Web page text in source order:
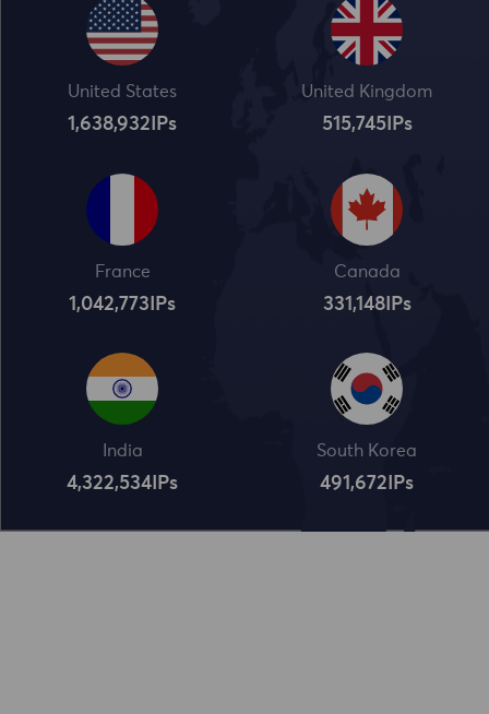
United States
1,638,932 IPs
United Kingdom
515,745IPs
France
1,042,773 IPs
Canada
331,148IPs
India
4,322,534 IPs
South Korea
491,672 IPs